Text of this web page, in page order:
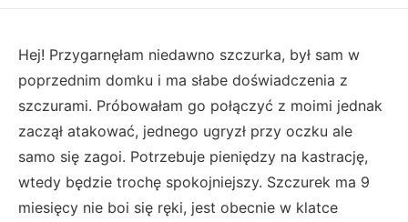
Hej! Przygarnęłam niedawno szczurka, był sam w
poprzednim domku i ma słabe doświadczenia z
szczurami. Próbowałam go połączyć z moimi jednak
zaczął atakować, jednego ugryzł przy oczku ale
samo się zagoi. Potrzebuje pieniędzy na kastrację,
wtedy będzie trochę spokojniejszy. Szczurek ma 9
miesięcy nie boi się ręki, jest obecnie w klatce